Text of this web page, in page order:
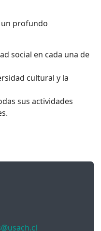
profundo
social en cada una de
cultural y la
sus actividades